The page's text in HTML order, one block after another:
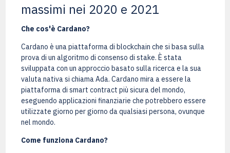
massimi nei 2020 e 2021
Che cos'è Cardano?
Cardano è una piattaforma di blockchain che si basa sulla
prova di un algoritmo di consenso di stake. È stata
sviluppata con un approccio basato sulla ricerca e la sua
valuta nativa si chiama Ada. Cardano mira a essere la
piattaforma di smart contract più sicura del mondo,
eseguendo applicazioni finanziarie che potrebbero essere
utilizzate giorno per giorno da qualsiasi persona, ovunque
nel mondo.
Come funziona Cardano?